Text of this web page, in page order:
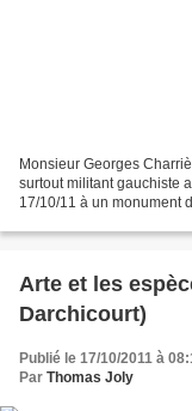
Monsieur Georges
surtout militant gauchiste
17/10/11 à un monument
Arte et les
Darchicourt)
Publié le 17/10/2011 à
Par Thomas Joly